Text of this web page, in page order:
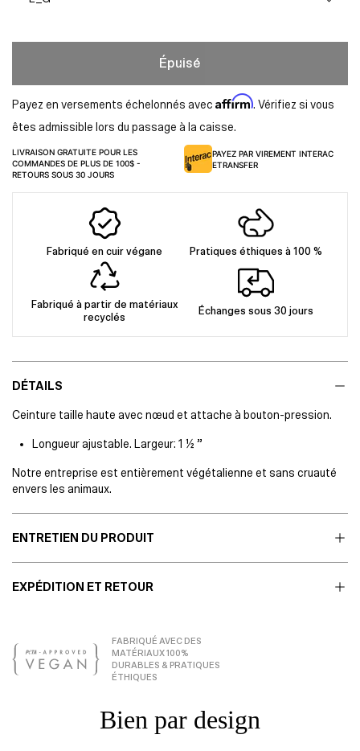
fenêtre
Épuisé
Payez en versements échelonnés avec Affirm. Vérifiez si vous
êtes admissible lors du passage à la caisse.
LIVRAISON GRATUITE POUR LES
COMMANDES DE PLUS DE 100$ -
RETOURS SOUS 30 JOURS
PAYEZ PAR VIREMENT INTERAC
ETRANSFER
Fabriqué en cuir végane Pratiques éthiques à 100 %
Fabriqué à partir de matériaux
recyclés
Échanges sous 30 jours
DÉTAILS
Ceinture taille haute avec nœud et attache à bouton-pression.
Longueur ajustable. Largeur: 1 ½ ”
Notre entreprise est entièrement végétalienne et sans cruauté
envers les animaux.
ENTRETIEN DU PRODUIT
EXPÉDITION ET RETOUR
FABRIQUÉ AVEC DES
MATÉRIAUX 100%
DURABLES & PRATIQUES
ÉTHIQUES
Bien par design